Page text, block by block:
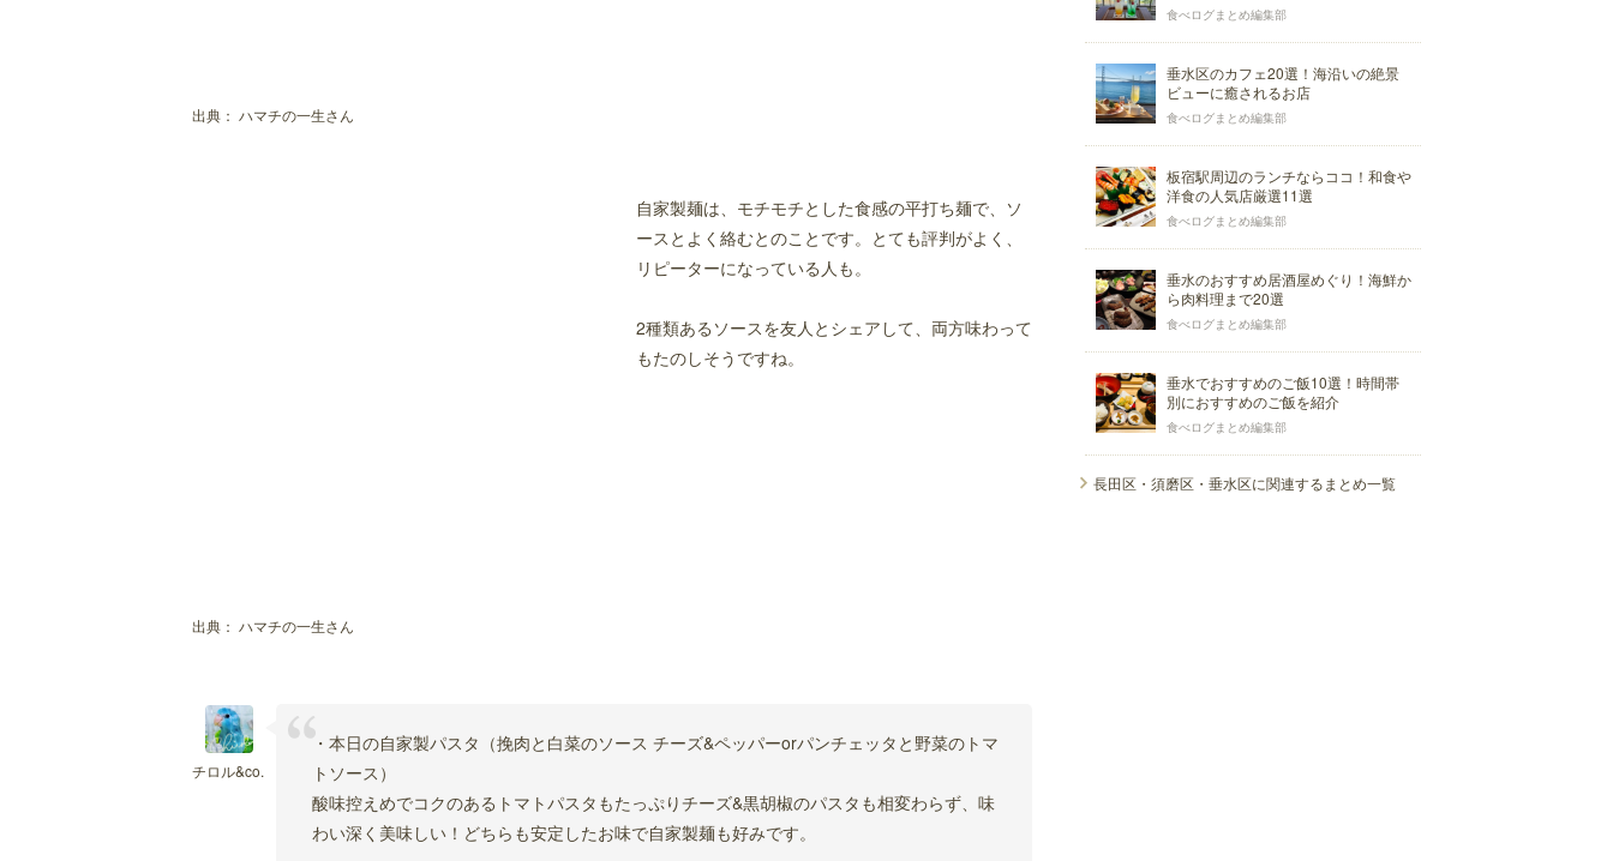
出典： ハマチの一生さん
出典： ハマチの一生さん
自家製麺は、モチモチとした食感の平打ち麺で、ソ
ースとよく絡むとのことです。とても評判がよく、
リピーターになっている人も。
2種類あるソースを友人とシェアして、両方味わって
もたのしそうですね。
チロル&co.
・本日の自家製パスタ（挽肉と白菜のソース チーズ&ペッパーorパンチェッタと野菜のトマ
トソース）
酸味控えめでコクのあるトマトパスタもたっぷりチーズ&黒胡椒のパスタも相変わらず、味
わい深く美味しい！どちらも安定したお味で自家製麺も好みです。
食べログまとめ編集部
垂水区のカフェ20選！海沿いの絶景
ビューに癒されるお店
食べログまとめ編集部
板宿駅周辺のランチならココ！和食や
洋食の人気店厳選11選
食べログまとめ編集部
垂水のおすすめ居酒屋めぐり！海鮮か
ら肉料理まで20選
食べログまとめ編集部
垂水でおすすめのご飯10選！時間帯
別におすすめのご飯を紹介
食べログまとめ編集部
長田区・須磨区・垂水区に関連するまとめ一覧